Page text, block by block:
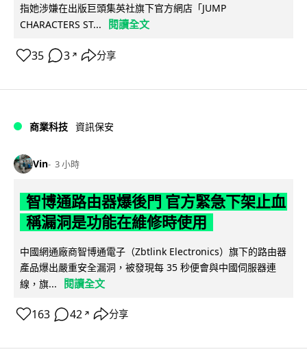
指她涉嫌在出版巨頭集英社旗下官方網店「JUMP
CHARACTERS ST...
閱讀全文
35 3 ↗ 分享
商業科技 資訊保安
Vin 3 小時
智博通路由器爆後門 官方緊急下架止血
稱漏洞是功能在維修時使用
中國網通廠商智博通電子（Zbtlink Electronics）旗下的路由器
產品爆出嚴重安全漏洞，被發現每 35 秒便會與中國伺服器連
線，旗...
閱讀全文
163 42 ↗ 分享